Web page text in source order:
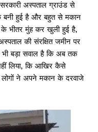
अस्पताल ग्राउंड से
बनी हुई है और बहुत से मकान
के भीतर मुंह कर खुली हुई है,
की संरक्षित जमीन पर
भी बड़ा सवाल है कि अब तक
लिया, कि आखिर कैसे
ने अपने मकान के दरवाजे